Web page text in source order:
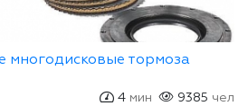
тормоза
4 мин 9385 чел